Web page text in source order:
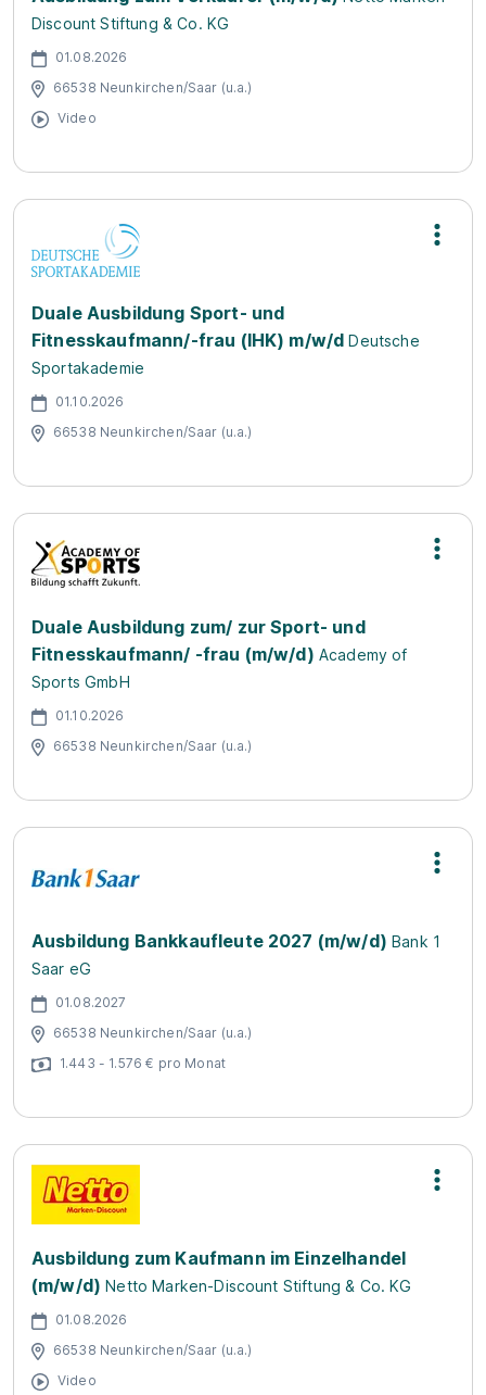
Discount Stiftung & Co. KG
01.08.2026
66538 Neunkirchen/Saar (u.a.)
Video
Duale Ausbildung Sport- und
Fitnesskaufmann/-frau (IHK) m/w/d Deutsche
Sportakademie
01.10.2026
66538 Neunkirchen/Saar (u.a.)
Duale Ausbildung zum/ zur Sport- und
Fitnesskaufmann/ -frau (m/w/d) Academy of
Sports GmbH
01.10.2026
66538 Neunkirchen/Saar (u.a.)
Ausbildung Bankkaufleute 2027 (m/w/d) Bank 1
Saar eG
01.08.2027
66538 Neunkirchen/Saar (u.a.)
1.443 - 1.576 € pro Monat
Ausbildung zum Kaufmann im Einzelhandel
(m/w/d) Netto Marken-Discount Stiftung & Co. KG
01.08.2026
66538 Neunkirchen/Saar (u.a.)
Video